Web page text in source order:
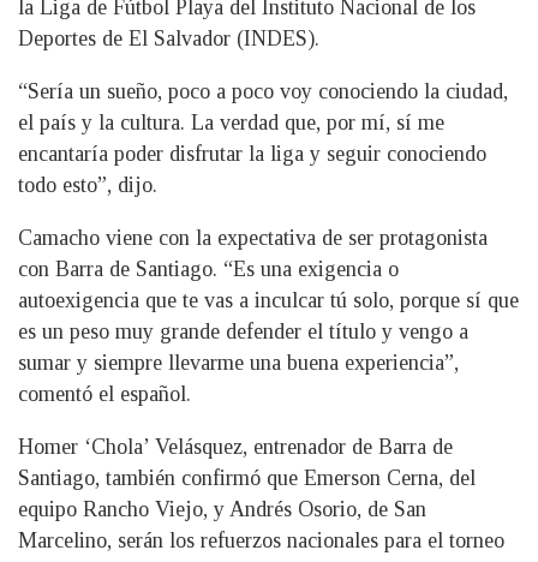
la Liga de Fútbol Playa del Instituto Nacional de los
Deportes de El Salvador (INDES).
“Sería un sueño, poco a poco voy conociendo la ciudad,
el país y la cultura. La verdad que, por mí, sí me
encantaría poder disfrutar la liga y seguir conociendo
todo esto”, dijo.
Camacho viene con la expectativa de ser protagonista
con Barra de Santiago. “Es una exigencia o
autoexigencia que te vas a inculcar tú solo, porque sí que
es un peso muy grande defender el título y vengo a
sumar y siempre llevarme una buena experiencia”,
comentó el español.
Homer ‘Chola’ Velásquez, entrenador de Barra de
Santiago, también confirmó que Emerson Cerna, del
equipo Rancho Viejo, y Andrés Osorio, de San
Marcelino, serán los refuerzos nacionales para el torneo